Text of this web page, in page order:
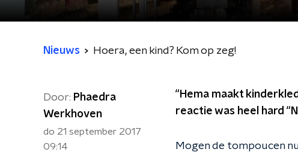
Nieuws Hoera, een kind? Kom op zeg!
Door: Phaedra
Werkhoven
do 21 september 2017
09:14
“Hema maakt
reactie was heel hard
Mogen de tompoucen